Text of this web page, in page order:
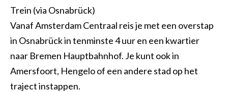
Trein (via Osnabrück)
Vanaf Amsterdam Centraal reis je met een overstap
in Osnabrück in tenminste 4 uur en een kwartier
naar Bremen Hauptbahnhof. Je kunt ook in
Amersfoort, Hengelo of een andere stad op het
traject instappen.